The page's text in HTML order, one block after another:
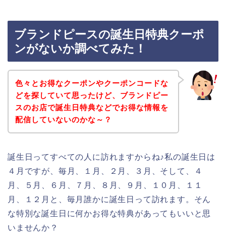
ブランドピースの誕生日特典クーポ
ンがないか調べてみた！
色々とお得なクーポンやクーポンコードな
どを探していて思ったけど、ブランドピー
スのお店で誕生日特典などでお得な情報を
配信していないのかな～？
誕生日ってすべての人に訪れますからね♪私の誕生日は
４月ですが、毎月、１月、２月、３月、そして、４
月、５月、６月、７月、８月、９月、１０月、１１
月、１２月と、毎月誰かに誕生日って訪れます。そん
な特別な誕生日に何かお得な特典があってもいいと思
いませんか？